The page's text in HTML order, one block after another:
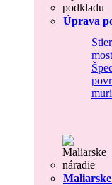
Úprava